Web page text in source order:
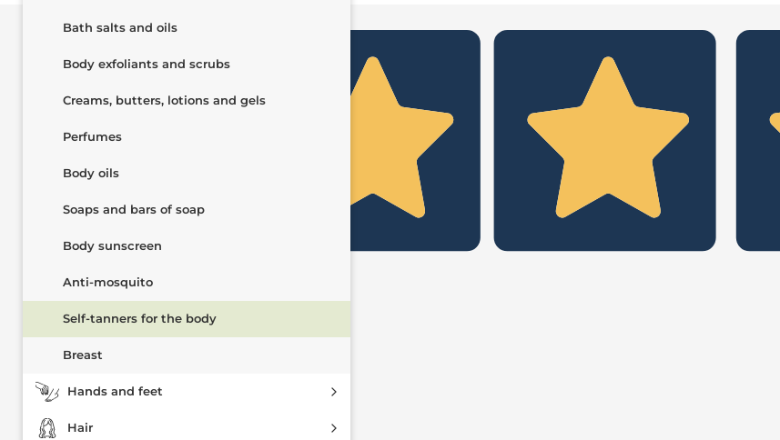
Bath salts and oils
Body exfoliants and scrubs
Creams, butters, lotions and gels
Perfumes
Body oils
Soaps and bars of soap
Body sunscreen
Anti-mosquito
Self-tanners for the body
Breast
Hands and feet
Hair
Ottimo
recensioni
Clicca qui per leggerle tutte >
Precedente